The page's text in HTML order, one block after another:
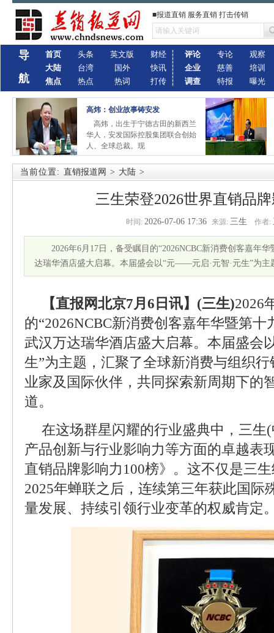
■报道直销 服务直销 打击传销
导
航
首页
大陆
焦点
头条
台湾
热点
英文版
国外
热词
财经
快讯
打传
评论
企业
调查
专论
慈善
特报
观察
培训
曝光
高炜：创业故事铸安发
高炜，出生于宁德古田的新西兰
华人，安发国际控股集团联合创始
人、全球总裁。现
当前位置: 直销报道网 > 大陆 >
三生荣登2026世界直销品
时间: 2026-07-06 17:36 来源: 三生 作者:
2026年6月17日，备受瞩目的“2026NCBC新消费创客嘉年
达瑞华酒店盛大启幕。本届盛会以“元——元启·元智·元生”为主
【直报网北京7月6日讯】(三生)2026
的“2026NCBC新消费创客嘉年华暨第十
武汉万达瑞华酒店盛大启幕。本届盛会
生”为主题，汇聚了全球新消费与组织
业家及国际伙伴，共同探索新周期下的
道。
在这场群星闪耀的行业盛典中，三生
产品创新与行业影响力等方面的卓越表
直销品牌影响力100榜》。这不仅是三
2025年蝉联之后，连续第三年获此国际
量发展、持续引领行业变革的权威肯定